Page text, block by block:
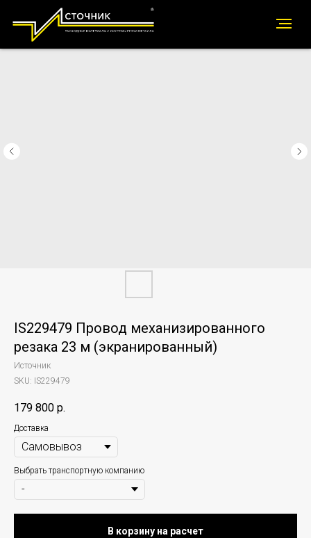
IS229479 Провод механизированного
резака 23 м (экранированный)
Источник
SKU: IS229479
179 800 р.
Доставка
Выбрать транспортную компанию
В корзину на расчет